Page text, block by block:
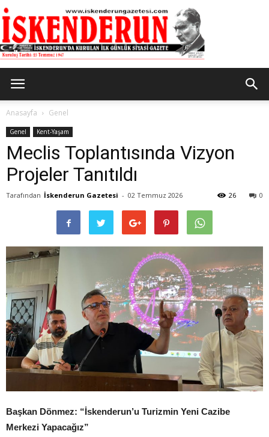
Gazetesi
Anasayfa Genel
Genel Kent-Yaşam
Meclis Toplantısında Vizyon
Projeler Tanıtıldı
Tarafından İskenderun Gazetesi - 02 Temmuz 2026 0
26
Başkan Dönmez: “İskenderun’u Turizmin Yeni Cazibe
Merkezi Yapacağız”